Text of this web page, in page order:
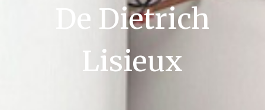
De Dietrich
Lisieux